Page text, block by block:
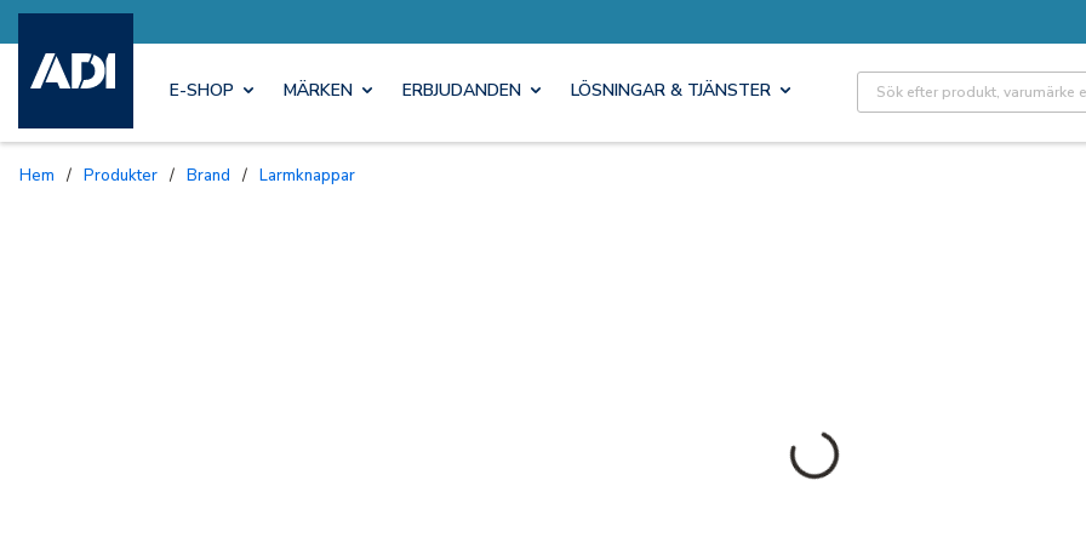
E-SHOP MÄRKEN ERBJUDANDEN LÖSNINGAR & TJÄNSTER Site Search
Hem / Produkter / Brand / Larmknappar